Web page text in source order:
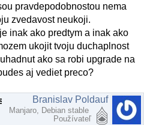
pravdepodobnostou nema
zvedavost neukoji.
inak ako predtym a inak ako
ukojit tvoju duchaplnost
ako sa robi upgrade na
aj vediet preco?
Re: Grub... start systemu po upgrade...
Branislav Poldauf
Manjaro, Debian stable
Používateľ